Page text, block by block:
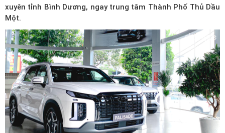
xuyên tỉnh Bình Dương, ngay trung tâm Thành Phố Thủ Dầu
Một.